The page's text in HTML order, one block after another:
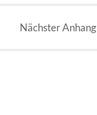
NächsterAnhang